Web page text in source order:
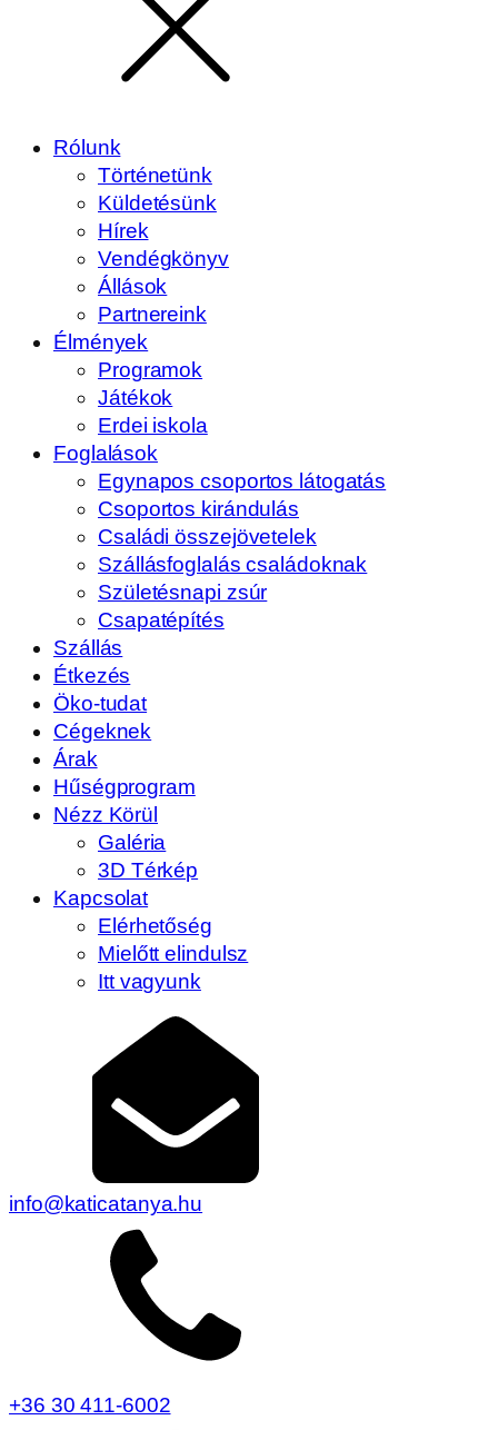
Rólunk
Történetünk
Küldetésünk
Hírek
Vendégkönyv
Állások
Partnereink
Élmények
Programok
Játékok
Erdei iskola
Foglalások
Egynapos csoportos látogatás
Csoportos kirándulás
Családi összejövetelek
Szállásfoglalás családoknak
Születésnapi zsúr
Csapatépítés
Szállás
Étkezés
Öko-tudat
Cégeknek
Árak
Hűségprogram
Nézz Körül
Galéria
3D Térkép
Kapcsolat
Elérhetőség
Mielőtt elindulsz
Itt vagyunk
info@katicatanya.hu
+36 30 411-6002